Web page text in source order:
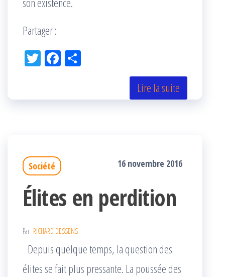
Partager :
Tw Fac
k r
Lire la suite
Société 16 novembre 2016
Élites en perdition
Par RICHARD DESSENS
Depuis quelque temps, la question des
élites se fait plus pressante. La poussée des